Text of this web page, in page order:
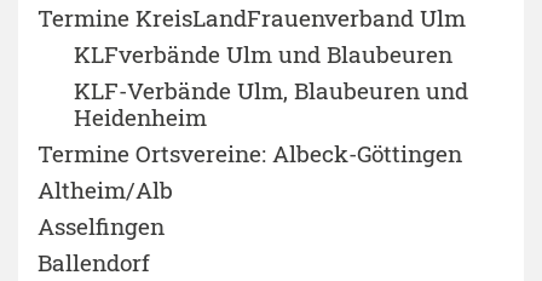
Termine KreisLandFrauenverband Ulm
KLFverbände Ulm und Blaubeuren
KLF-Verbände Ulm, Blaubeuren und
Heidenheim
Termine Ortsvereine: Albeck-Göttingen
Altheim/Alb
Asselfingen
Ballendorf